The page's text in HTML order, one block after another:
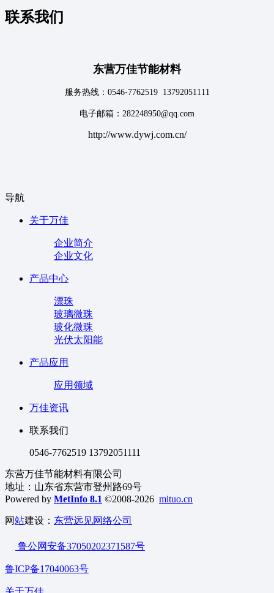
联系我们
东营万佳节能材料
服务热线：0546-7762519 13792051111
电子邮箱：282248950@qq.com
http://www.dywj.com.cn/
导航
关于万佳
企业简介
企业文化
产品中心
漂珠
玻璃微珠
玻化微珠
光伏太阳能
产品应用
应用领域
万佳资讯
联系我们
0546-7762519 13792051111
东营万佳节能材料有限公司
地址：山东省东营市登州路69号
Powered by MetInfo 8.1 ©2008-2026 mituo.cn
网站建设： 东营远见网络公司
鲁公网安备37050202371587号
鲁ICP备17040063号